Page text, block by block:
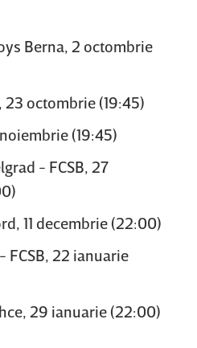
Berna, 2 octombrie
23 octombrie (19:45)
(19:45)
- FCSB, 27
11 decembrie (22:00)
FCSB, 22 ianuarie
29 ianuarie (22:00)